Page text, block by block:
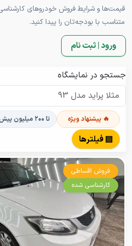
قیمت‌ها و شرایط فروش خودروهای
متناسب با بودجه‌تان را پیدا کنید.
ورود | ثبت نام
جستجو در نمایشگاه
🔥 پیشنهاد ویژه تا ۲۰۰ میلیون پیش
▤ فیلترها
فروش اقساطی
کارشناسی شده